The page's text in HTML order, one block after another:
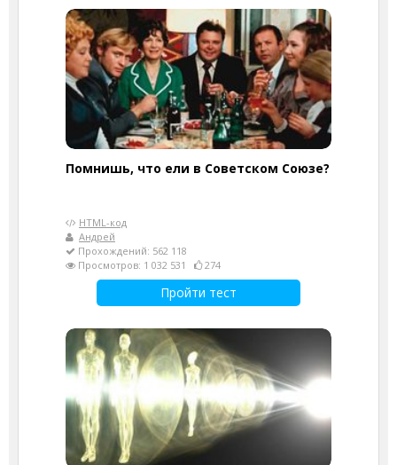
Помнишь, что ели в Советском Союзе?
HTML-код
Андрей
Прохождений: 562 118
Просмотров: 1 032 531
274
Пройти тест